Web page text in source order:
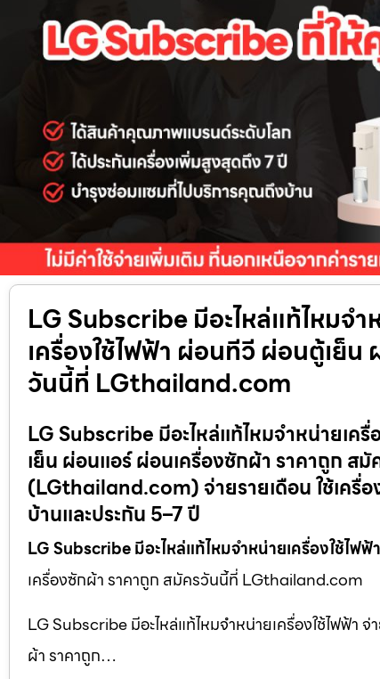
LG Subscribe มีอะไหล่แท้ไหมจ
เครื่องใช้ไฟฟ้า ผ่อนทีวี ผ่อนตู้เย็
วันนี้ที่ LGthailand.com
LG Subscribe มีอะไหล่แท้ไหมจำหน่ายเค
เย็น ผ่อนแอร์ ผ่อนเครื่องซักผ้า ราคาถูก
(LGthailand.com) จ่ายรายเดือน ใช้เครื่
บ้านและประกัน 5–7 ปี
LG Subscribe มีอะไหล่แท้ไหมจำหน่ายเครื่องใช้ไฟฟ้า
เครื่องซักผ้า ราคาถูก สมัครวันนี้ที่ LGthailand.com
LG Subscribe มีอะไหล่แท้ไหมจำหน่ายเครื่องใช้ไฟฟ้า
ผ้า ราคาถูก…